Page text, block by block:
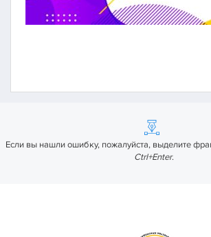
Если вы нашли ошибку, пожалуйста, выделите
Ctrl+Enter.